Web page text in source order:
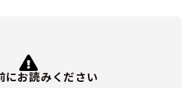
にお読みください